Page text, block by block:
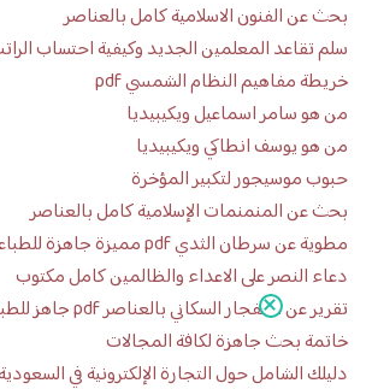
بحث عن الفنون الاسلامية كامل بالعناصر
سلم تقاعد المعلمين الجديد وكيفية احتساب
خريطة مفاهيم النظام الشمسي pdf
من هو سامر اسماعيل ويكيبيديا
من هو يوسف انطاكي ويكيبيديا
حبوب موسيجور لتكبير المؤخرة
بحث عن المنمنمات الإسلامية كامل بالعناصر
مطوية عن سرطان الثدي pdf مميزة جاهزة للطباعة
دعاء النصر على الاعداء والظالمين كامل مكتوب
تقرير عن الانفجار السكاني بالعناصر pdf جاهز للطباعة
خاتمة بحث جاهزة لكافة المجالات
دليلك الشامل حول التجارة الإلكترونية في السعودية